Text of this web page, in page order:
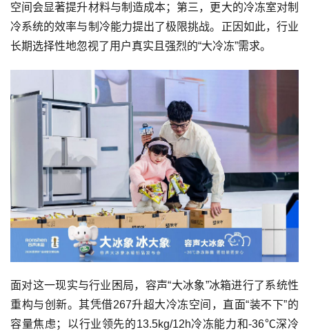
空间会显著提升材料与制造成本；第三，更大的冷冻室对制
冷系统的效率与制冷能力提出了极限挑战。正因如此，行业
长期选择性地忽视了用户真实且强烈的“大冷冻”需求。
面对这一现实与行业困局，容声“大冰象”冰箱进行了系统性
重构与创新。其凭借267升超大冷冻空间，直面“装不下”的
容量焦虑；以行业领先的13.5kg/12h冷冻能力和-36℃深冷